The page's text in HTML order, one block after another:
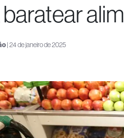
| 24 de janeiro de 2025